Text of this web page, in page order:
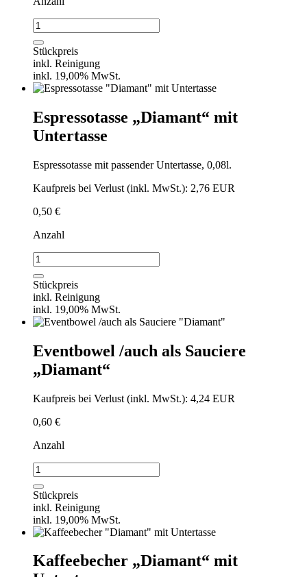
kleiner
Brotteller
zum
Menü
"Diamant"
Menge
Stückpreis
inkl. Reinigung
inkl. 19,00% MwSt.
Espressotasse „Diamant“ mit
Untertasse
Espressotasse mit passender Untertasse, 0,08l.
Kaufpreis bei Verlust (inkl. MwSt.): 2,76 EUR
0,50 €
Anzahl
Espressotasse
"Diamant"
mit
Untertasse
Menge
Stückpreis
inkl. Reinigung
inkl. 19,00% MwSt.
Eventbowel /auch als Sauciere
„Diamant“
Kaufpreis bei Verlust (inkl. MwSt.): 4,24 EUR
0,60 €
Anzahl
Eventbowel
/auch
als
Sauciere
"Diamant"
Menge
Stückpreis
inkl. Reinigung
inkl. 19,00% MwSt.
Kaffeebecher „Diamant“ mit